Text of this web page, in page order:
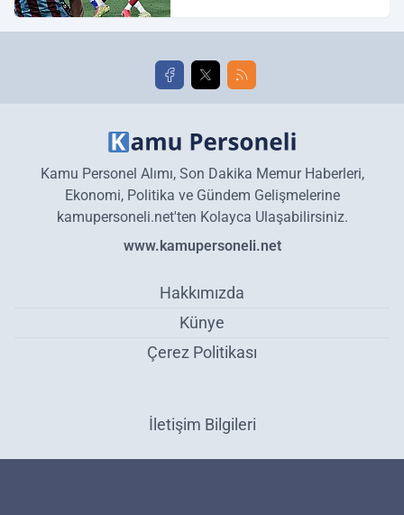
golleri!
Kamu Personel Alımı, Son Dakika Memur Haberleri,
Ekonomi, Politika ve Gündem Gelişmelerine
kamupersoneli.net'ten Kolayca Ulaşabilirsiniz.
www.kamupersoneli.net
Hakkımızda
Künye
Çerez Politikası
İletişim Bilgileri